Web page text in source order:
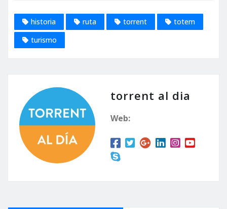
historia ruta torrent
totem
turismo
torrent al dia
Web: